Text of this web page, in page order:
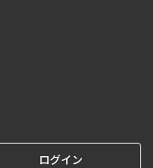
ログイン